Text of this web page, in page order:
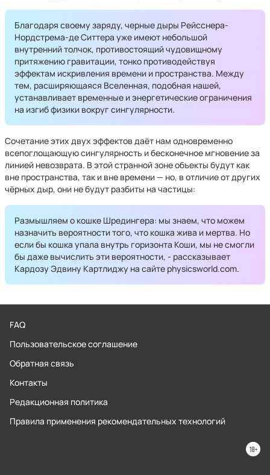
Благодаря своему заряду, черные дыры Рейсснера-
Нордстрема-де Ситтера уже имеют небольшой
внутренний толчок, противостоящий чудовищному
притяжению гравитации, тонко противодействуя
эффектам искривления времени и пространства. Между
тем, расширяющаяся Вселенная, подобная нашей,
устанавливает временные и энергетические ограничения
на изгиб физики вокруг сингулярности.
Сочетание этих двух эффектов даёт нам одновременно
всепоглощающую сингулярность и бесконечное мгновение за
линией невозврата. В этой странной зоне объекты будут как
вне пространства, так и вне времени — но, в отличие от других
чёрных дыр, они не будут разбиты на частицы:
Размышляем о кошке Шредингера: мы знаем, что можем
назначить вероятности того, что кошка жива и мертва. Но
если бы кошка упала внутрь горизонта Коши, мы не смогли
бы даже вычислить эти вероятности, - рассказывает
Кардозу Эдвину Картлиджу на сайте physicsworld.com.
FAQ
Пользовательское соглашение
Обратная связь
Контакты
Редакционная политика
Правила применения рекомендательных технологий